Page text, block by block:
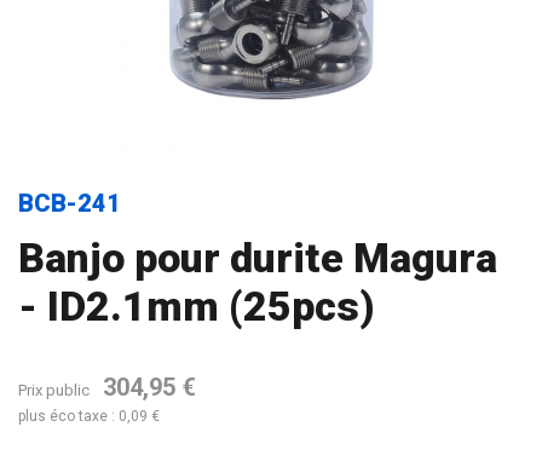
BCB-241
Banjo pour durite Magura
- ID2.1mm (25pcs)
Prix public 304,95 €
plus éco taxe : 0,09 €